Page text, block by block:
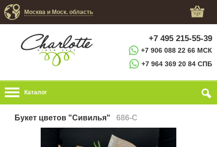
Москва и Моск. область
+7 495 215-55-39
+7 906 088 22 66 МСК
+7 964 369 20 84 СПБ
Каталог
Букет цветов "Сивилья" 686-C